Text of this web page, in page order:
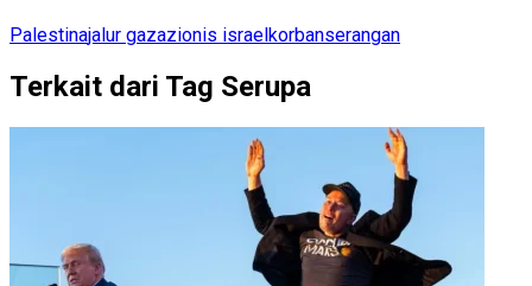
Palestinajalur gazazionis israelkorbanserangan
Terkait dari Tag Serupa